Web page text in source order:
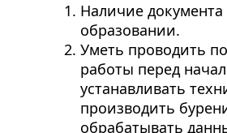
Наличие документа
образовании.
Уметь проводить
работы перед
устанавливать
производить
обрабатывать